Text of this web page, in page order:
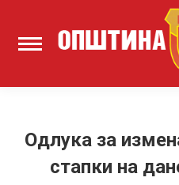
Одлука за
стапки на